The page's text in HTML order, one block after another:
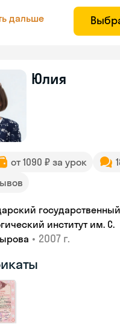
дальше
Юлия
от 1090 ₽ за урок
государственный
институт им. С.
• 2007 г.